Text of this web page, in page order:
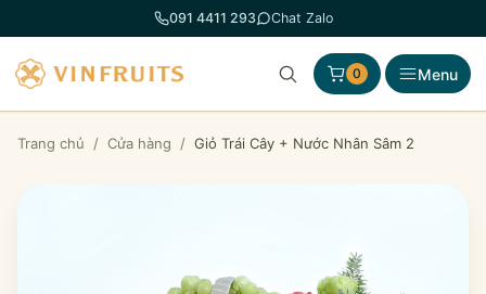
đến
phần
nội
dung
091 4411 293 Chat Zalo
0 Menu
Trang chủ / Cửa hàng / Giỏ Trái Cây + Nước Nhân Sâm 2